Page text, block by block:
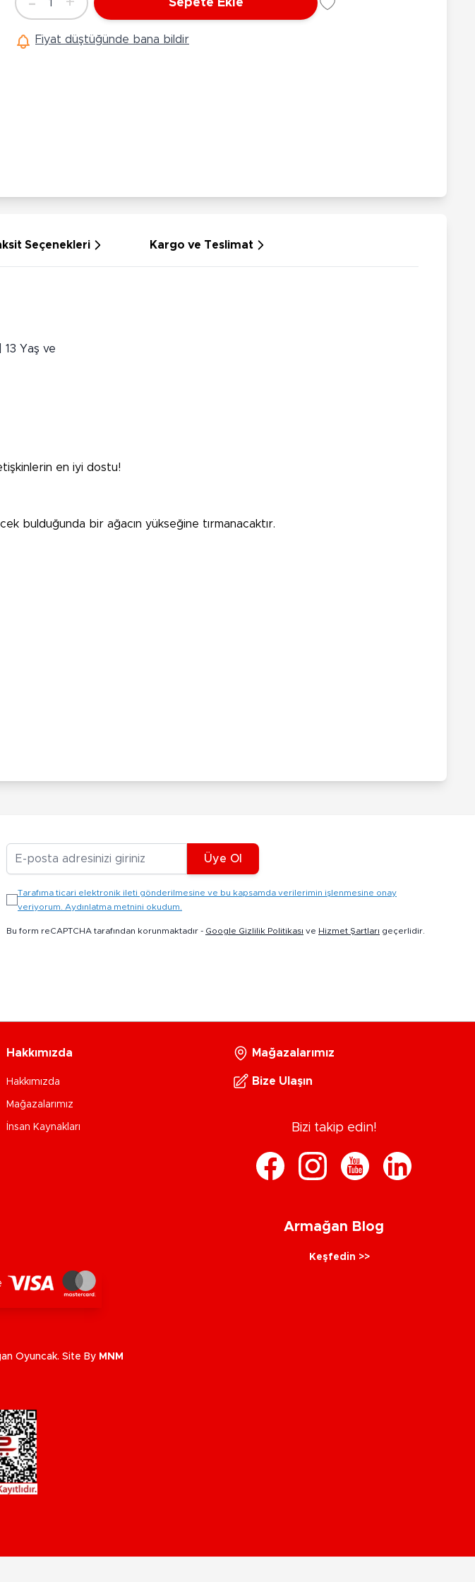
Bebek Araç Gereçleri
Ürünleri
Akülü Araçlar
Bin Git Araçlar
Çeşitli Peluşlar
Adet
1 Sepete Ekle
Fiyat düştüğünde bana bildir
Seçenekleri Kargo ve Teslimat
13 Yaş ve
en iyi dostu!
bulduğunda bir ağacın yükseğine tırmanacaktır.
Üye Ol
Tarafıma ticari elektronik ileti gönderilmesine ve bu kapsamda verilerimin işlenmesine onay
veriyorum. Aydınlatma metnini okudum.
Bu form reCAPTCHA tarafından korunmaktadır - Google Gizlilik Politikası ve Hizmet Şartları geçerlidir.
Hakkımızda
Hakkımızda
Mağazalarımız
İnsan Kaynakları
Mağazalarımız
Bize Ulaşın
Bizi takip edin!
Armağan Blog
Keşfedin >>
Oyuncak. Site By MNM